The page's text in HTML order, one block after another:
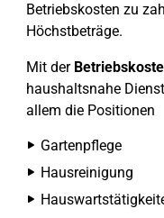
Betriebskosten zu
Höchstbeträge.
Mit der
haushaltsnahe
allem die Positionen
Gartenpflege
Hausreinigung